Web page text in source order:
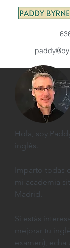
Hola, soy
inglés.
Imparto todas
mi academia
Madrid.
Si estás
mejorar tu
examen), echa